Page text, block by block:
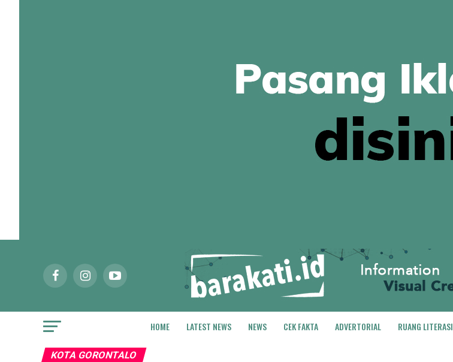
HOME LATEST NEWS NEWS CEK FAKTA ADVERTORIAL RUANG LITERASI
KOTA GORONTALO